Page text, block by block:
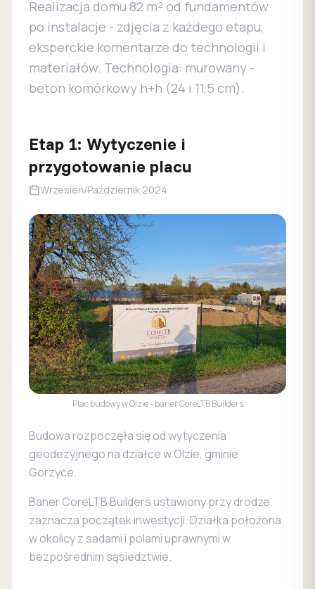
8. Stan surowy zamknięty - dach, okna, drzwi
Realizacja domu 82 m² od fundamentów
po instalacje - zdjęcia z każdego etapu,
eksperckie komentarze do technologii i
materiałów. Technologia: murowany -
beton komórkowy h+h (24 i 11,5 cm).
Etap 1: Wytyczenie i
przygotowanie placu
Wrzesień/Październik 2024
Plac budowy w Olzie - baner CoreLTB Builders
Budowa rozpoczęła się od wytyczenia
geodezyjnego na działce w Olzie, gminie
Gorzyce.
Baner CoreLTB Builders ustawiony przy drodze
zaznacza początek inwestycji. Działka położona
w okolicy z sadami i polami uprawnymi w
bezpośrednim sąsiedztwie.